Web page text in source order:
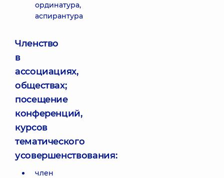
ординатура,
аспирантура
Членство
в
ассоциациях,
обществах;
посещение
конференций,
курсов
тематического
усовершенствования:
член